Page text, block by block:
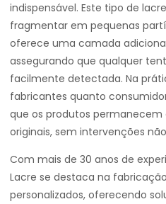
indispensável. Este tipo de
fragmentar em pequenas
oferece uma camada
assegurando que qualquer
facilmente detectada. Na
fabricantes quanto
que os produtos permanecem
originais, sem intervenções
Com mais de 30 anos de
Lacre se destaca na
personalizados, oferecendo